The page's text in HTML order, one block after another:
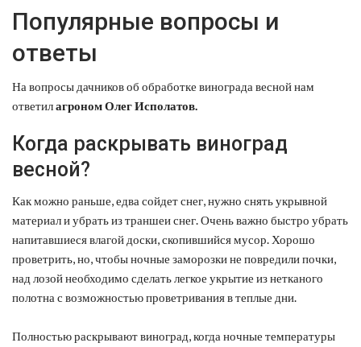
Популярные вопросы и
ответы
На вопросы дачников об обработке винограда весной нам
ответилагроном Олег Исполатов.
Когда раскрывать виноград
весной?
Как можно раньше, едва сойдет снег, нужно снять укрывной
материал и убрать из траншеи снег. Очень важно быстро убрать
напитавшиеся влагой доски, скопившийся мусор. Хорошо
проветрить, но, чтобы ночные заморозки не повредили почки,
над лозой необходимо сделать легкое укрытие из нетканого
полотна с возможностью проветривания в теплые дни.
Полностью раскрывают виноград, когда ночные температуры